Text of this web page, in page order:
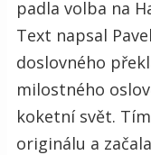
padla volba na
Text napsal
doslovného
milostného
koketní svět.
originálu a